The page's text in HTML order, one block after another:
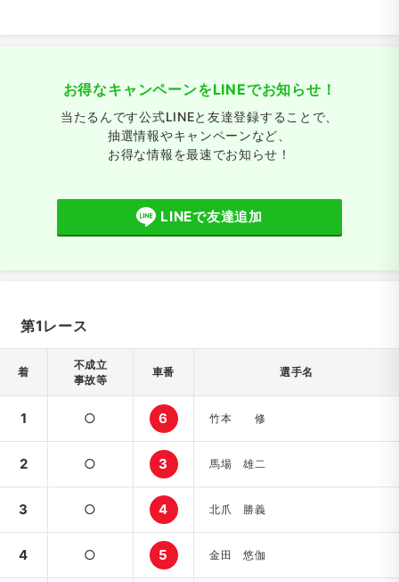
お得なキャンペーンをLINEでお知らせ！
当たるんです公式LINEと友達登録することで、
抽選情報やキャンペーンなど、
お得な情報を最速でお知らせ！
LINEで友達追加
第1レース
着
不成立
事故等
車番 選手名
1 ○ 6 竹本 修
2 ○ 3 馬場 雄二
3 ○ 4 北爪 勝義
4 ○ 5 金田 悠伽